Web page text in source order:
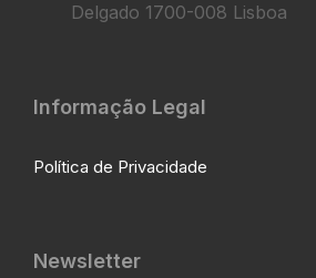
Delgado 1700-008 Lisboa
Informação Legal
Política de Privacidade
Newsletter